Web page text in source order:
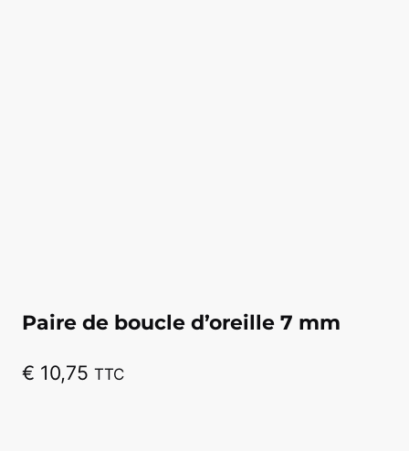
Paire de boucle d’oreille 7 mm
€ 10,75 TTC